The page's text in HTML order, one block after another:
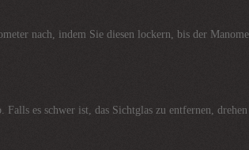
nach, indem Sie diesen lockern, bis der
es schwer ist, das Sichtglas zu entfernen,